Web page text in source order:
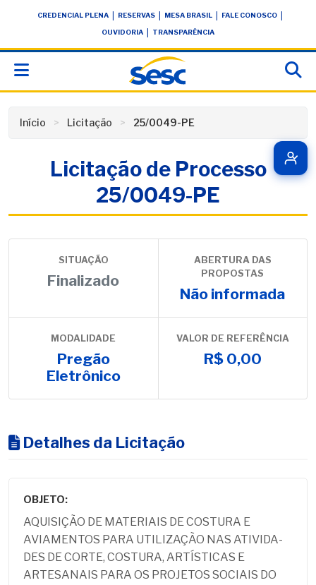
conteúdoCREDENCIAL PLENA RESERVAS MESA BRASIL FALE CONOSCO
OUVIDORIA TRANSPARÊNCIA
Início Licitação 25/0049-PE
Licitação de Processo
25/0049-PE
SITUAÇÃO
Finalizado
ABERTURA DAS
PROPOSTAS
Não informada
MODALIDADE
Pregão
Eletrônico
VALOR DE REFERÊNCIA
R$ 0,00
Detalhes da Licitação
OBJETO:
AQUISIÇÃO DE MATERIAIS DE COSTURA E
AVIAMENTOS PARA UTILIZAÇÃO NAS ATIVIDA-
DES DE CORTE, COSTURA, ARTÍSTICAS E
ARTESANAIS PARA OS PROJETOS SOCIAIS DO